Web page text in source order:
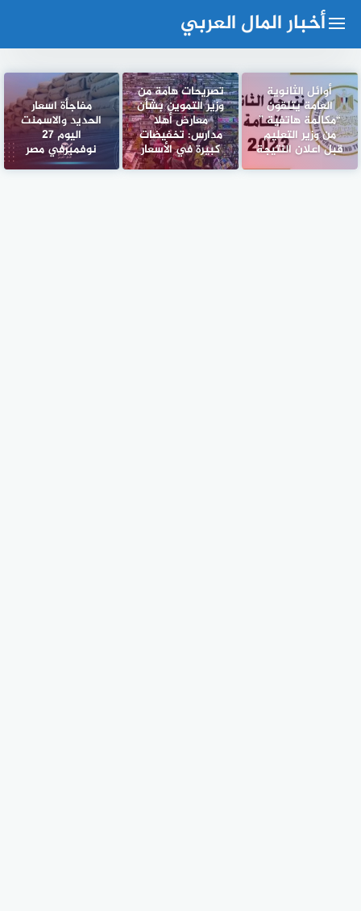
أخبار المال العربي
أوائل الثانوية
العامة يتلقون
“مكالمة هاتفية ”
من وزير التعليم
قبل اعلان النتيجة
تصريحات هامة من
وزير التموين بشأن
معارض أهلا
مدارس: تخفيضات
كبيرة في الأسعار
مفاجأة اسعار
الحديد والاسمنت
اليوم 27
نوفمبرفي مصر